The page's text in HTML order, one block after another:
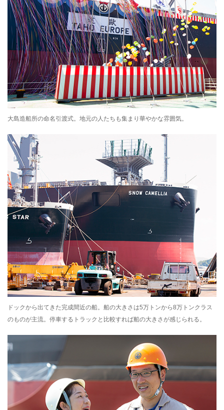
大島造船所の命名引渡式。地元の人たちも集まり華やかな雰囲気。
ドックから出てきた完成間近の船。船の大きさは5万トンから8万トンクラス
のものが主流。停車するトラックと比較すれば船の大きさが感じられる。